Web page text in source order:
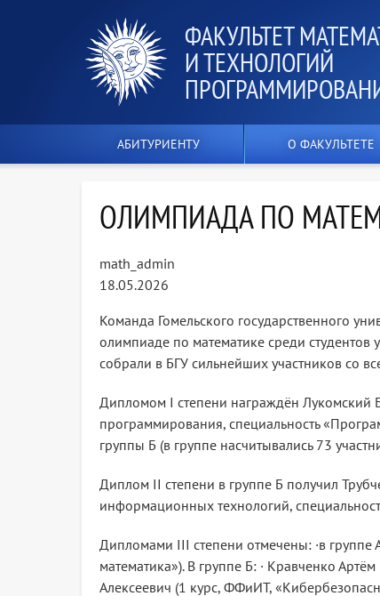
ФАКУЛЬТЕТ
И ТЕХНОЛОГИЙ
АБИТУРИЕНТУ О ФАКУЛЬТЕТЕ
ОЛИМПИАДА ПО
math_admin
18.05.2026
Команда Гомельского государственного
олимпиаде по математике среди
собрали в БГУ сильнейших участников со
Дипломом I степени награждён Лукомский
программирования, специальность
группы Б (в группе насчитывались 73
Диплом II степени в группе Б получил
информационных технологий,
Дипломами III степени отмечены: ·в
математика»). В группе Б: · Кравченко
Алексеевич (1 курс, ФФиИТ,